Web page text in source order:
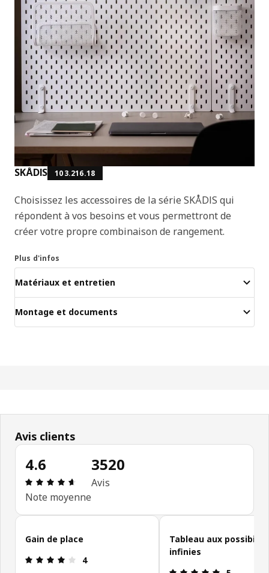
SKÅDIS 103.216.18
Choisissez les accessoires de la série SKÅDIS qui
répondent à vos besoins et vous permettront de
créer votre propre combinaison de rangement.
Plus d'infos
Matériaux et entretien
Montage et documents
Avis clients
4.6
Évaluation: 4.6 sur 5 étoiles. Nombre total
Note moyenne
3520
Avis
Ignorer les avis clients
Gain de place
Évaluation: 4 sur 5 étoiles.
4
Tableau aux possibilité
infinies